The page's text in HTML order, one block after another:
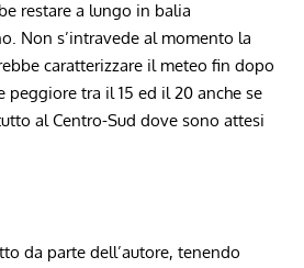
restare a lungo in balia
Non s’intravede al momento la
caratterizzare il meteo fin dopo
peggiore tra il 15 ed il 20 anche se
al Centro-Sud dove sono attesi
da parte dell’autore, tenendo